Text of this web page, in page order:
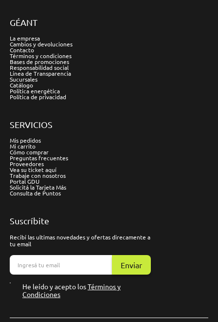
GÉANT
La empresa
Cambios y devoluciones
Contacto
Términos y condiciones
Bases de promociones
Responsabilidad social
Línea de Transparencia
Sucursales
Catálogo
Política energética
Política de privacidad
SERVICIOS
Mis pedidos
Mi carrito
Cómo comprar
Preguntas frecuentes
Proveedores
Vea su ticket aquí
Trabaje con nosotros
Portal GDU
Solicitá la Tarjeta Más
Consulta de Puntos
Suscríbite
Recibí las ultimas novedades y ofertas direcamente a
tu email
Enviar
He leído y acepto losTérminos y
Condiciones